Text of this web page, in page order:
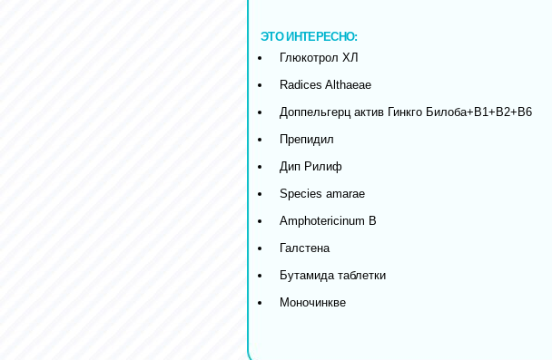
ЭТО ИНТЕРЕСНО:
Глюкотрол ХЛ
Radices Althaeae
Доппельгерц актив Гинкго Билоба+B1+B2+B6
Препидил
Дип Рилиф
Species amarae
Amphotericinum B
Галстена
Бутамида таблетки
Моночинкве